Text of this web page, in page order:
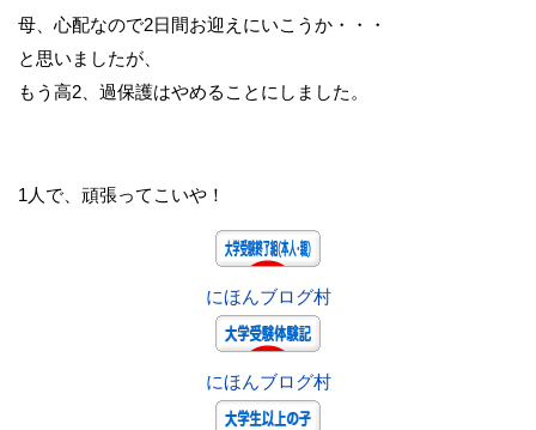
母、心配なので2日間お迎えにいこうか・・・
と思いましたが、
もう高2、過保護はやめることにしました。
1人で、頑張ってこいや！
にほんブログ村
にほんブログ村